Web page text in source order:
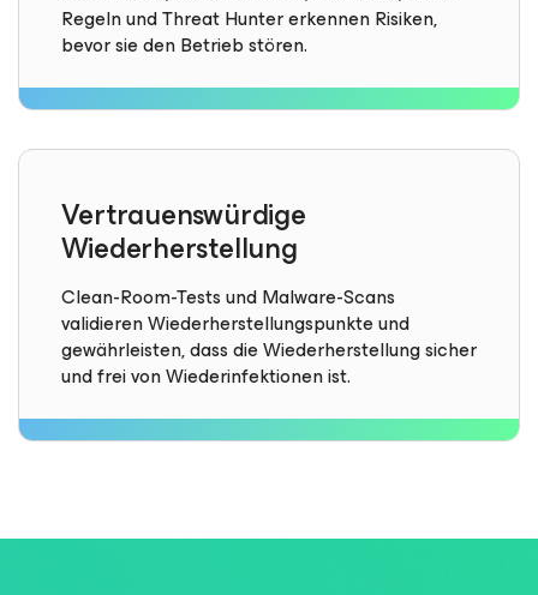
Regeln und Threat Hunter erkennen Risiken,
bevor sie den Betrieb stören.
Vertrauenswürdige
Wiederherstellung
Clean-Room-Tests und Malware-Scans
validieren Wiederherstellungspunkte und
gewährleisten, dass die Wiederherstellung sicher
und frei von Wiederinfektionen ist.